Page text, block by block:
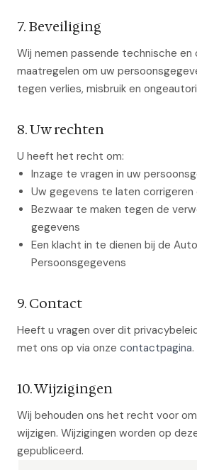
7. Beveiliging
Wij nemen passende technische en
maatregelen om uw
tegen verlies, misbruik en
8. Uw rechten
U heeft het recht om:
Inzage te vragen in uw
Uw gegevens te laten corrigeren
Bezwaar te maken tegen de
gegevens
Een klacht in te dienen bij de
Persoonsgegevens
9. Contact
Heeft u vragen over dit
met ons op via onze contactpagina.
10. Wijzigingen
Wij behouden ons het recht voor
wijzigen. Wijzigingen worden op
gepubliceerd.